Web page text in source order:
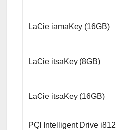
LaCie iamaKey (16GB)
LaCie itsaKey (8GB)
LaCie itsaKey (16GB)
PQI Intelligent Drive i812